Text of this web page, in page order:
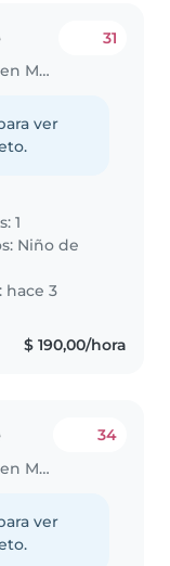
Trabajo para niñera en Montevideo
31
ver
1
Niño de
hace 3
$ 190,00/hora
Trabajo para niñera en Maldonado
34
ver